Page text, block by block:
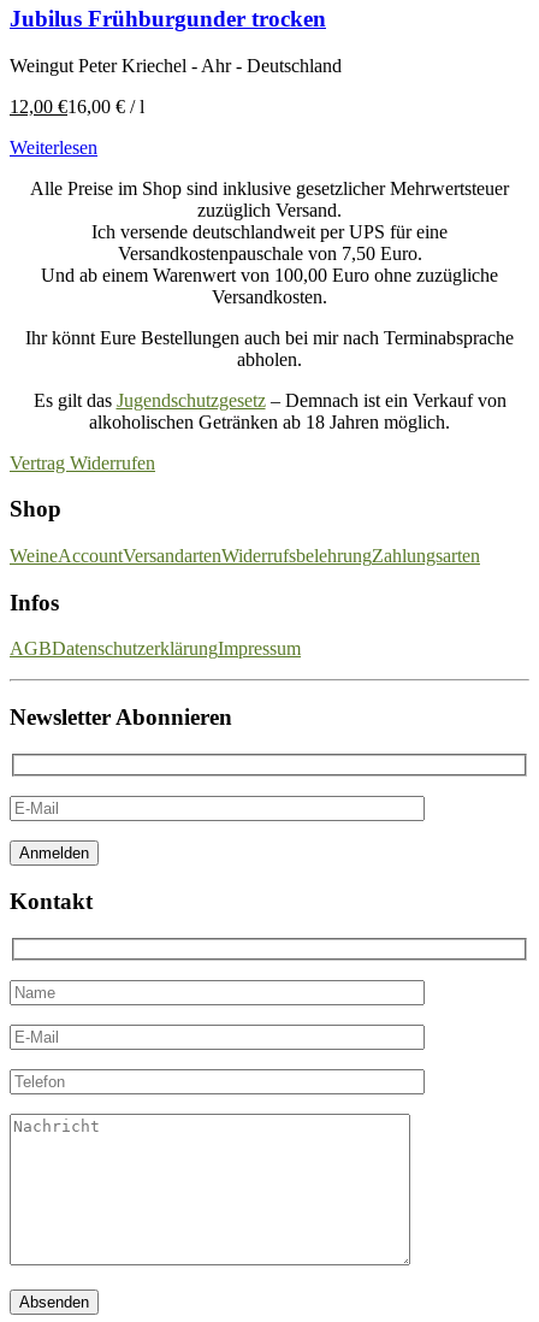
Jubilus Frühburgunder trocken
Weingut Peter Kriechel - Ahr - Deutschland
12,00 €16,00 € /l
Weiterlesen
Alle Preise im Shop sind inklusive gesetzlicher Mehrwertsteuer
zuzüglich Versand.
Ich versende deutschlandweit per UPS für eine
Versandkostenpauschale von 7,50 Euro.
Und ab einem Warenwert von 100,00 Euro ohne zuzügliche
Versandkosten.
Ihr könnt Eure Bestellungen auch bei mir nach Terminabsprache
abholen.
Es gilt das Jugendschutzgesetz– Demnach ist ein Verkauf von
alkoholischen Getränken ab 18 Jahren möglich.
Vertrag Widerrufen
Shop
WeineAccountVersandartenWiderrufsbelehrungZahlungsarten
Infos
AGBDatenschutzerklärungImpressum
Newsletter Abonnieren
Kontakt